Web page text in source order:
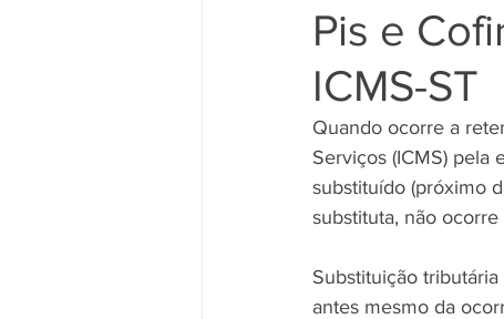
Pis e
ICMS-ST
Quando ocorre a
Serviços (ICMS) pela
substituído (próximo
substituta, não
Substituição
antes mesmo da